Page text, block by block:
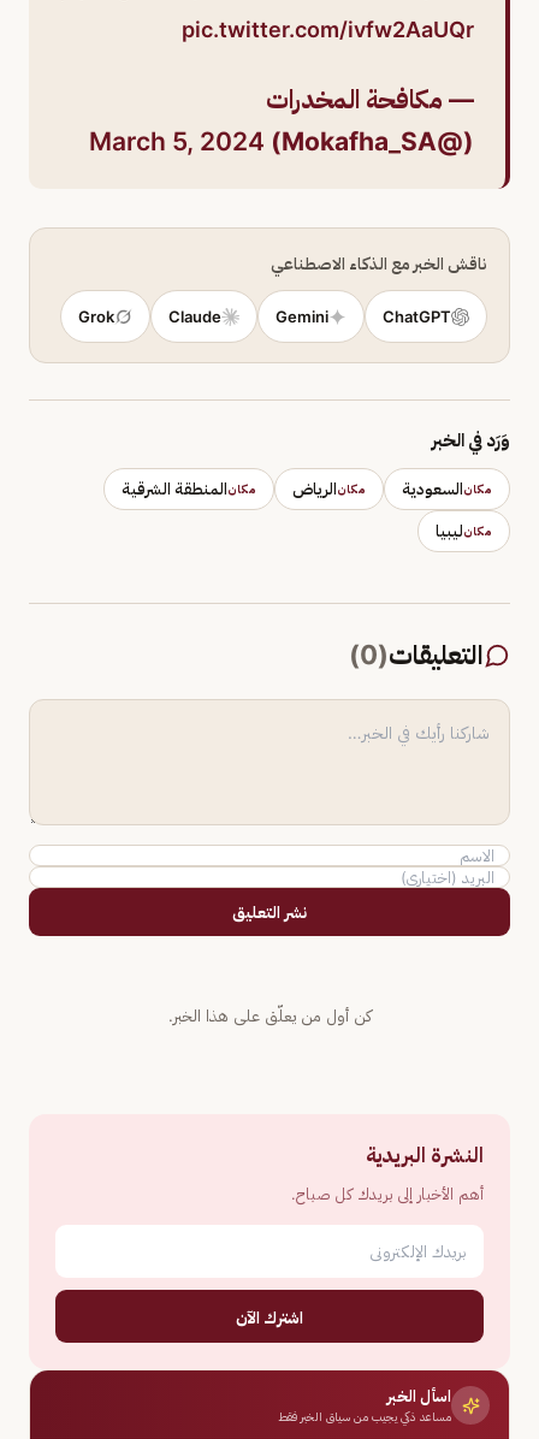
pic.twitter.com/ivfw2AaUQr
— مكافحة المخدرات
(@Mokafha_SA)
March 5, 2024
ناقش الخبر مع الذكاء الاصطناعي
ChatGPT
Gemini
Claude
Grok
وَرَد في الخبر
مكانالسعودية مكانالرياض مكانالمنطقة الشرقية
مكانليبيا
التعليقات(
0
)
نشر التعليق
كن أول من يعلّق على هذا الخبر.
النشرة البريدية
أهم الأخبار إلى بريدك كل صباح.
اشترك الآن
اسأل الخبر
مساعد ذكي يجيب من سياق الخبر فقط